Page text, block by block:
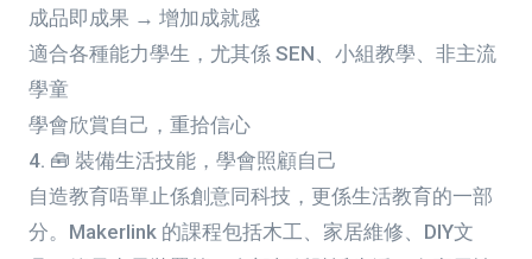
成品即成果 → 增加成就感
適合各種能力學生，尤其係 SEN、小組教學、非主流
學童
學會欣賞自己，重拾信心
4. 🧰 裝備生活技能，學會照顧自己
自造教育唔單止係創意同科技，更係生活教育的一部
分。Makerlink 的課程包括木工、家居維修、DIY文